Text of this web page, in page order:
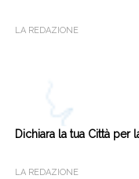
LA REDAZIONE
Dichiara la tua Città per
LA REDAZIONE